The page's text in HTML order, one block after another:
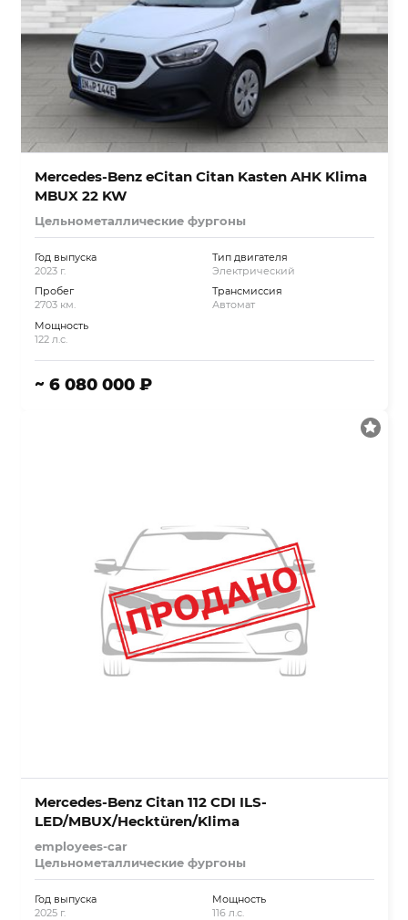
Mercedes-Benz eCitan Citan Kasten AHK Klima
MBUX 22 KW
Цельнометаллические фургоны
Год выпуска
2023 г.
Пробег
2703 км.
Мощность
122 л.с.
Тип двигателя
Электрический
Трансмиссия
Автомат
~ 6 080 000 ₽
Mercedes-Benz Citan 112 CDI ILS-
LED/MBUX/Hecktüren/Klima
employees-car
Цельнометаллические фургоны
Год выпуска
2025 г.
Мощность
116 л.с.